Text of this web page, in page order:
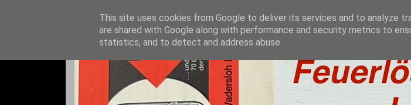
This site uses cookies from Google to deliver its services and to analyze
are shared with Google along with performance and security metrics to
statistics, and to detect and address abuse.